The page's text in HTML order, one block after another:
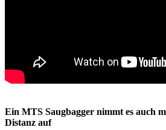
Ein MTS Saugbagger nimmt es auch
Distanz auf